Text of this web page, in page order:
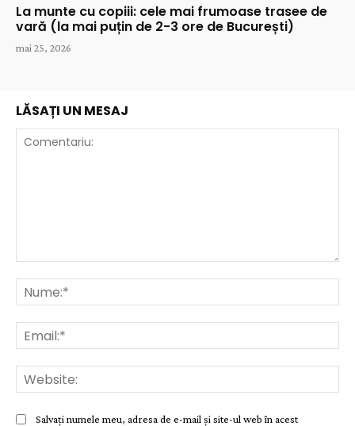
La munte cu copiii: cele mai frumoase trasee de
vară (la mai puțin de 2-3 ore de București)
mai 25, 2026
LĂSAȚI UN MESAJ
Salvați numele meu, adresa de e-mail și site-ul web în acest